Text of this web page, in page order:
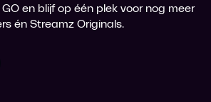
en blijf op één plek voor nog meer
én Streamz Originals.